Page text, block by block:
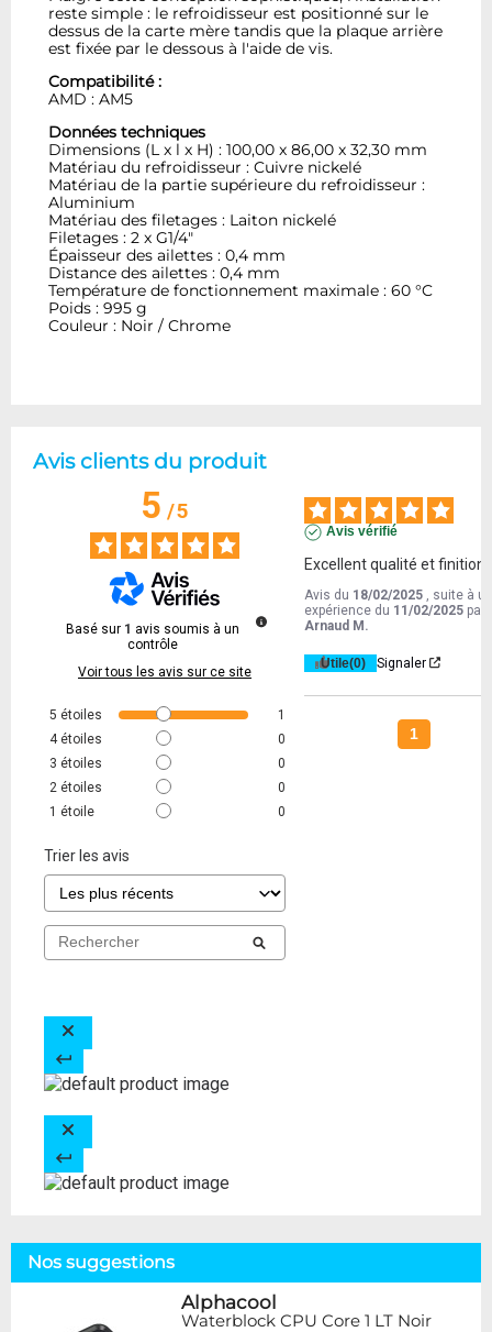
reste simple : le refroidisseur est positionné sur le
dessus de la carte mère tandis que la plaque arrière
est fixée par le dessous à l'aide de vis.
Compatibilité :
AMD : AM5
Données techniques
Dimensions (L x l x H) : 100,00 x 86,00 x 32,30 mm
Matériau du refroidisseur : Cuivre nickelé
Matériau de la partie supérieure du refroidisseur :
Aluminium
Matériau des filetages : Laiton nickelé
Filetages : 2 x G1/4"
Épaisseur des ailettes : 0,4 mm
Distance des ailettes : 0,4 mm
Température de fonctionnement maximale : 60 °C
Poids : 995 g
Couleur : Noir / Chrome
Avis clients du produit
5/5
Basé sur 1 avis soumis à un
contrôle
Voir tous les avis sur ce site
5 étoiles
1
4 étoiles
0
3 étoiles
0
2 étoiles
0
1 étoile 0
Trier les avis
Avis vérifié
Excellent qualité et finition
Avis du 18/02/2025 , suite à
expérience du 11/02/2025 par
Arnaud M.
Utile(0) Signaler
1
Nos suggestions
Alphacool
Waterblock CPU Core 1 LT Noir